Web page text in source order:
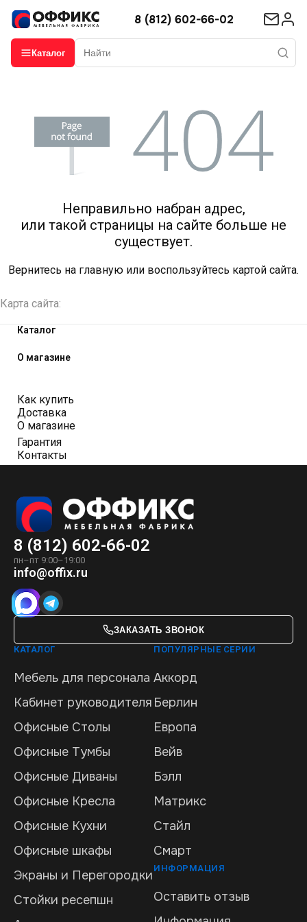
8 (812) 602-66-02
Каталог
Неправильно набран адрес,
или такой страницы на сайте больше не
существует.
Вернитесь на главную или воспользуйтесь картой сайта.
Карта сайта:
Каталог
О магазине
Как купить
Доставка
О магазине
Гарантия
Контакты
8 (812) 602-66-02
пн–пт 9:00–19:00
info@offix.ru
ЗАКАЗАТЬ ЗВОНОК
КАТАЛОГ
Мебель для персонала
Кабинет руководителя
Офисные Столы
Офисные Тумбы
Офисные Диваны
Офисные Кресла
Офисные Кухни
Офисные шкафы
Экраны и Перегородки
Стойки ресепшн
ПОПУЛЯРНЫЕ СЕРИИ
Аккорд
Берлин
Европа
Вейв
Бэлл
Матрикс
Стайл
Смарт
ИНФОРМАЦИЯ
Оставить отзыв